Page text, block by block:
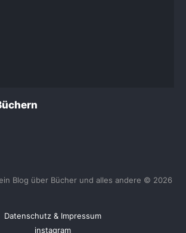
Blog über Bücher und alles andere © 2026
Datenschutz & Impressum
instagram